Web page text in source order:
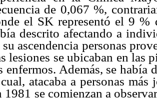
de 0,067 %,
el SK representó el 9 %
descrito afectando a
su ascendencia personas
lesiones se ubicaban en las
enfermos. Además, se había
atacaba a personas
1981 se comienzan a